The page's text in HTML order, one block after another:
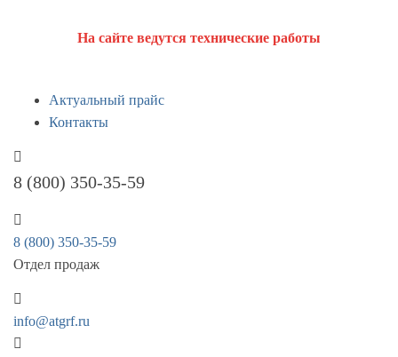
На сайте ведутся технические работы
Актуальный прайс
Контакты
8 (800) 350-35-59
8 (800) 350-35-59
Отдел продаж
info@atgrf.ru